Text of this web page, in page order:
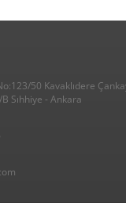
50 Kavaklıdere
Sıhhiye - Ankara